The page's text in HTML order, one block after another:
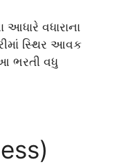
વધારાના
સ્થિર આવક
ભરતી વધુ